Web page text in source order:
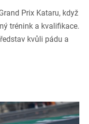
Prix Kataru, když
trénink a kvalifikace.
kvůli pádu a